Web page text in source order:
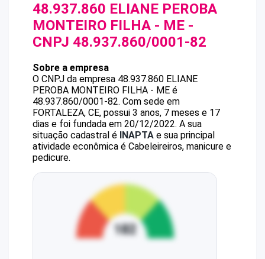
48.937.860 ELIANE PEROBA
MONTEIRO FILHA - ME -
CNPJ 48.937.860/0001-82
Sobre a empresa
O CNPJ da empresa 48.937.860 ELIANE
PEROBA MONTEIRO FILHA - ME é
48.937.860/0001-82. Com sede em
FORTALEZA, CE, possui 3 anos, 7 meses e 17
dias e foi fundada em 20/12/2022. A sua
situação cadastral é INAPTA e sua principal
atividade econômica é Cabeleireiros, manicure e
pedicure.